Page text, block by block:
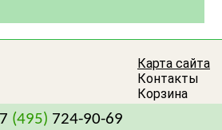
Карта сайта
Контакты
Корзина
(495) 724-90-69